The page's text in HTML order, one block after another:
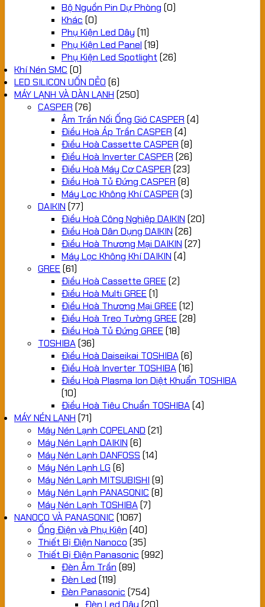
Bộ Nguồn Pin Dự Phòng (0)
Khác (0)
Phụ Kiện Led Dây (11)
Phụ Kiện Led Panel (19)
Phụ Kiện Led Spotlight (26)
Khí Nén SMC (0)
LED SILICON UỐN DẺO (6)
MÁY LẠNH VÀ DÀN LẠNH (250)
CASPER (76)
Âm Trần Nối Ống Gió CASPER (4)
Điều Hoà Áp Trần CASPER (4)
Điều Hoà Cassette CASPER (8)
Điều Hoà Inverter CASPER (26)
Điều Hoà Máy Cơ CASPER (23)
Điều Hoà Tủ Đứng CASPER (8)
Máy Lọc Không Khí CASPER (3)
DAIKIN (77)
Điều Hoà Công Nghiệp DAIKIN (20)
Điều Hoà Dân Dụng DAIKIN (26)
Điều Hoà Thương Mại DAIKIN (27)
Máy Lọc Không Khí DAIKIN (4)
GREE (61)
Điều Hoà Cassette GREE (2)
Điều Hoà Multi GREE (1)
Điều Hoà Thương Mại GREE (12)
Điều Hoà Treo Tường GREE (28)
Điều Hoà Tủ Đứng GREE (18)
TOSHIBA(36)
Điều Hoà Daiseikai TOSHIBA(6)
Điều Hoà Inverter TOSHIBA(16)
Điều Hoà Plasma Ion Diệt Khuẩn TOSHIBA
(10)
Điều Hoà Tiêu Chuẩn TOSHIBA(4)
MÁY NÉN LẠNH (71)
Máy Nén Lạnh COPELAND (21)
Máy Nén Lạnh DAIKIN (6)
Máy Nén Lạnh DANFOSS (14)
Máy Nén Lạnh LG (6)
Máy Nén Lạnh MITSUBISHI (9)
Máy Nén Lạnh PANASONIC (8)
Máy Nén Lạnh TOSHIBA(7)
NANOCO VÀ PANASONIC (1067)
Ống Điện và Phụ Kiện (40)
Thiết Bị Điện Nanoco (35)
Thiết Bị Điện Panasonic (992)
Đèn Âm Trần (89)
Đèn Led (119)
Đèn Panasonic (754)
Đèn Led Dây (20)